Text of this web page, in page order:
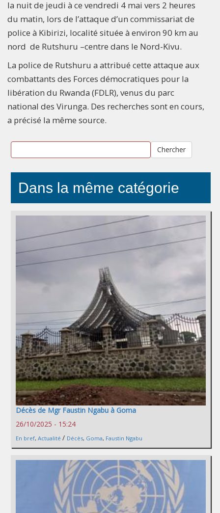
la nuit de jeudi à ce vendredi 4 mai vers 2 heures
du matin, lors de l’attaque d’un commissariat de
police à Kibirizi, localité située à environ 90 km au
nord de Rutshuru –centre dans le Nord-Kivu.
La police de Rutshuru a attribué cette attaque aux
combattants des Forces démocratiques pour la
libération du Rwanda (FDLR), venus du parc
national des Virunga. Des recherches sont en cours,
a précisé la même source.
Chercher
Dans la même catégorie
Décès de Mgr Faustin Ngabu à Goma
26/10/2025 - 15:24
En bref, Actualité / Décès, Goma, Faustin Ngabu